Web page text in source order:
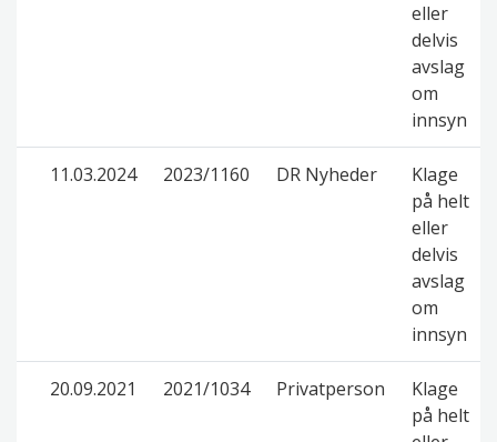
eller
delvis
avslag
om
innsyn
11.03.2024 2023/1160 DR Nyheder
Klage
på helt
eller
delvis
avslag
om
innsyn
20.09.2021 2021/1034 Privatperson
Klage
på helt